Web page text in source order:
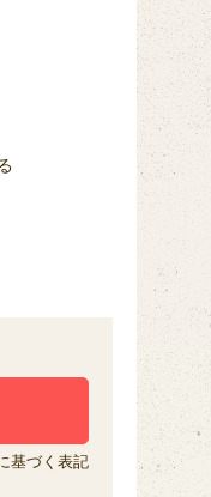
基づく表記